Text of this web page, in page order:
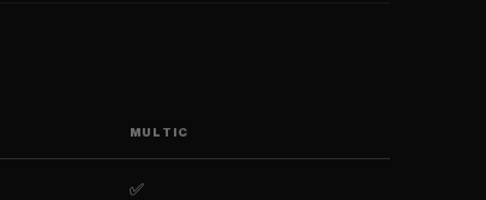
MULTIC
✅